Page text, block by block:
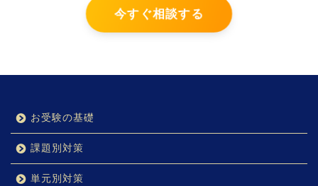
今すぐ相談する
お受験の基礎
課題別対策
単元別対策